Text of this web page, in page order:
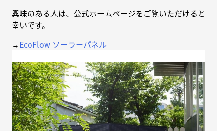
興味のある人は、公式ホームページをご覧いただけると
幸いです。
→EcoFlow ソーラーパネル